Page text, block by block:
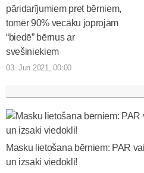
pāridarījumiem pret bērniem,
tomēr 90% vecāku joprojām
“biedē” bērnus ar
svešiniekiem
03. Jun 2021, 00:00
Masku lietošana bērniem: PAR
un izsaki viedokli!